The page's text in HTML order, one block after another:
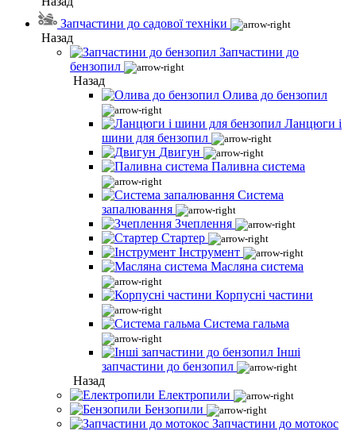
Запчастини до садової техніки
Назад
Запчастини до
бензопил
Назад
Олива до бензопил
Ланцюги і
шини для бензопил
Двигун
Паливна система
Система
запалювання
Зчеплення
Стартер
Інструмент
Масляна система
Корпусні частини
Система гальма
Інші
запчастини до бензопил
Назад
Електропили
Бензопили
Запчастини до мотокос